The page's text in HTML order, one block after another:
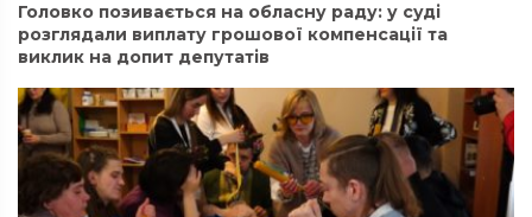
Головко позивається на обласну раду: у суді
розглядали виплату грошової компенсації та
виклик на допит депутатів